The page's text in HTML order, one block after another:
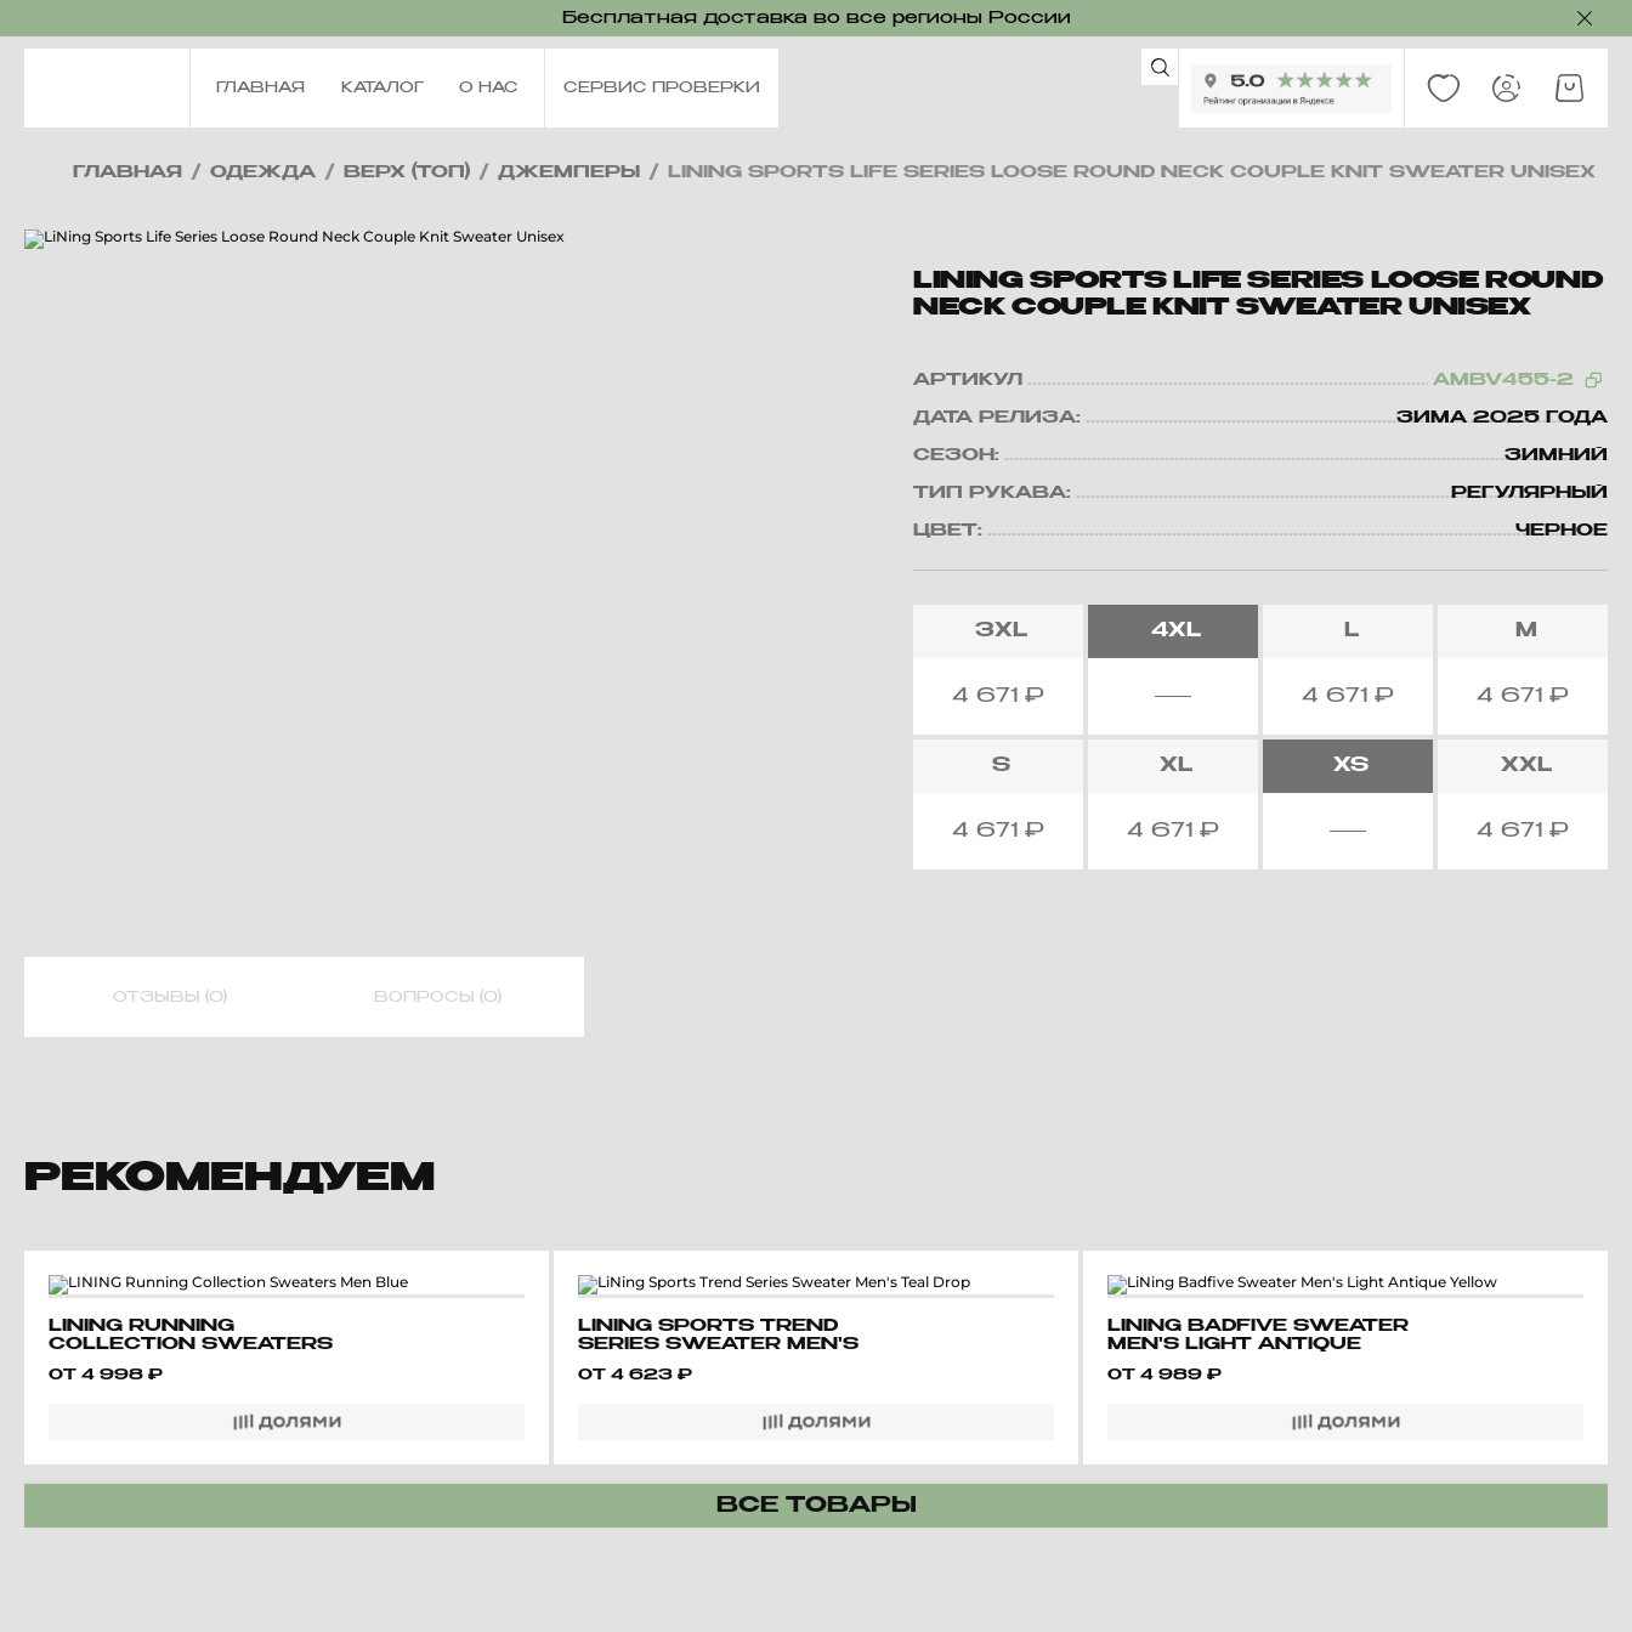
Бесплатная доставка во все регионы России
ГЛАВНАЯ КАТАЛОГ О НАС СЕРВИС ПРОВЕРКИ
ГЛАВНАЯ / ОДЕЖДА / ВЕРХ (ТОП) / ДЖЕМПЕРЫ / LINING SPORTS LIFE SERIES LOOSE ROUND NECK COUPLE KNIT SWEATER UNISEX
LINING SPORTS LIFE SERIES LOOSE ROUND
NECK COUPLE KNIT SWEATER UNISEX
АРТИКУЛ AMBV455-2
ДАТА РЕЛИЗА: ЗИМА 2025 ГОДА
СЕЗОН: ЗИМНИЙ
ТИП РУКАВА: РЕГУЛЯРНЫЙ
ЦВЕТ: ЧЕРНОЕ
3XL
4 671₽
4XL L
4 671₽
M
4 671 ₽
S
4 671₽
XL
4 671₽
XS XXL
4 671 ₽
ОТЗЫВЫ (0) ВОПРОСЫ (0)
РЕКОМЕНДУЕМ
LINING RUNNING
COLLECTION SWEATERS
ОТ 4 998 ₽
LINING SPORTS TREND
SERIES SWEATER MEN'S
ОТ 4 623 ₽
LINING BADFIVE SWEATER
MEN'S LIGHT ANTIQUE
ОТ 4 989 ₽
ВСЕ ТОВАРЫ